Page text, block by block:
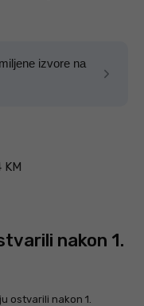
izvore na
KM
nakon 1.
ostvarili nakon 1.